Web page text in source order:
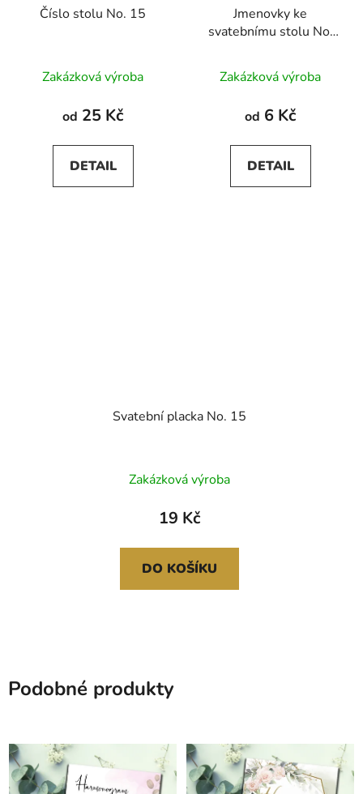
Číslo stolu No. 15
Zakázková výroba
od 25 Kč
DETAIL
Jmenovky ke
svatebnímu stolu No.
Zakázková výroba
od 6 Kč
DETAIL
Svatební placka No. 15
Zakázková výroba
19 Kč
DO KOŠÍKU
Podobné produkty